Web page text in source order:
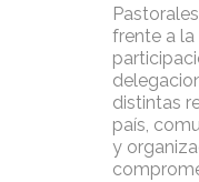
frente a la
distintas
país,
y